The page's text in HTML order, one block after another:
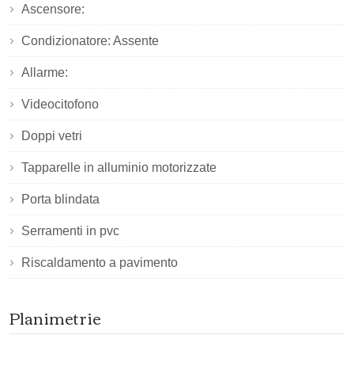
Ascensore:
Condizionatore: Assente
Allarme:
Videocitofono
Doppi vetri
Tapparelle in alluminio motorizzate
Porta blindata
Serramenti in pvc
Riscaldamento a pavimento
Planimetrie